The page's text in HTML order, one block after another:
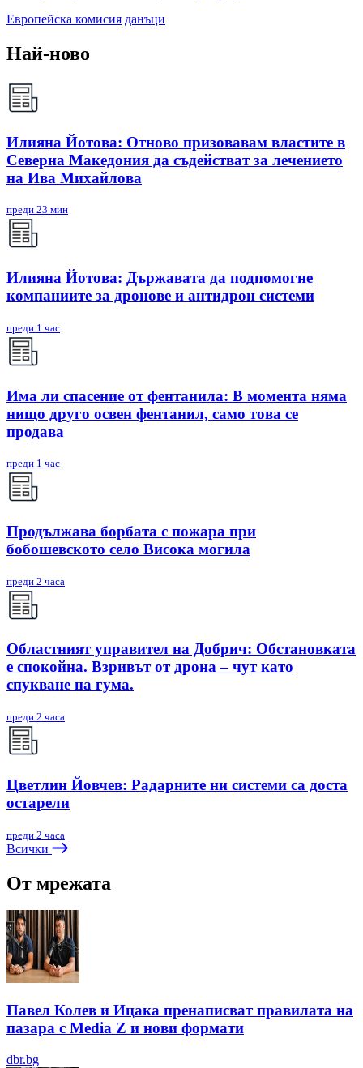
Европейска комисия данъци
Най-ново
Илияна Йотова: Отново призовавам властите в
Северна Македония да съдействат за лечението
на Ива Михайлова
преди 23 мин
Илияна Йотова: Държавата да подпомогне
компаниите за дронове и антидрон системи
преди 1 час
Има ли спасение от фентанила: В момента няма
нищо друго освен фентанил, само това се
продава
преди 1 час
Продължава борбата с пожара при
бобошевското село Висока могила
преди 2 часа
Областният управител на Добрич: Обстановката
е спокойна. Взривът от дрона – чут като
спукване на гума.
преди 2 часа
Цветлин Йовчев: Радарните ни системи са доста
остарели
преди 2 часа
Всички
От мрежата
Павел Колев и Ицака пренаписват правилата на
пазара с Media Z и нови формати
dbr.bg